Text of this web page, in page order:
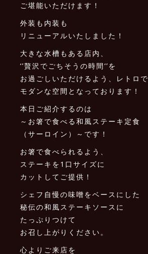
ご堪能いただけます！
外装も内装も
リニューアルいたしました！
大きな水槽もある店内、
‘’贅沢でごちそうの時間‘’を
お過ごしいただけるよう、レトロで
モダンな空間となっております！
本日ご紹介するのは
～お箸で食べる和風ステーキ定食
（サーロイン）～です！
お箸で食べられるよう、
ステーキを1口サイズに
カットしてご提供！
シェフ自慢の味噌をベースにした
秘伝の和風ステーキソースに
たっぷりつけて
お召し上がりください。
心よりご来店を